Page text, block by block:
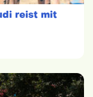
reist mit